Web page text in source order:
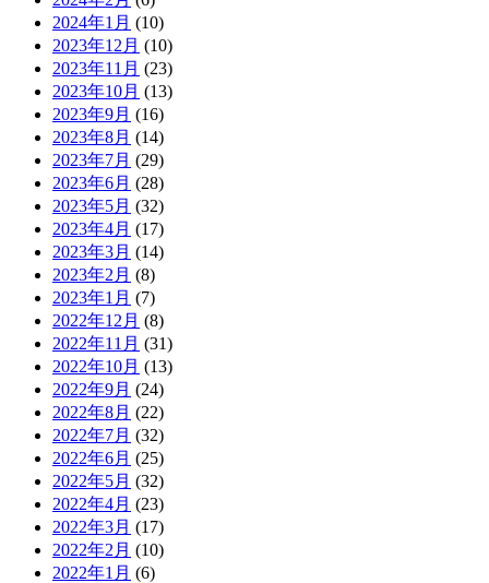
2024年1月 (10)
2023年12月 (10)
2023年11月 (23)
2023年10月 (13)
2023年9月 (16)
2023年8月 (14)
2023年7月 (29)
2023年6月 (28)
2023年5月 (32)
2023年4月 (17)
2023年3月 (14)
2023年2月 (8)
2023年1月 (7)
2022年12月 (8)
2022年11月 (31)
2022年10月 (13)
2022年9月 (24)
2022年8月 (22)
2022年7月 (32)
2022年6月 (25)
2022年5月 (32)
2022年4月 (23)
2022年3月 (17)
2022年2月 (10)
2022年1月 (6)